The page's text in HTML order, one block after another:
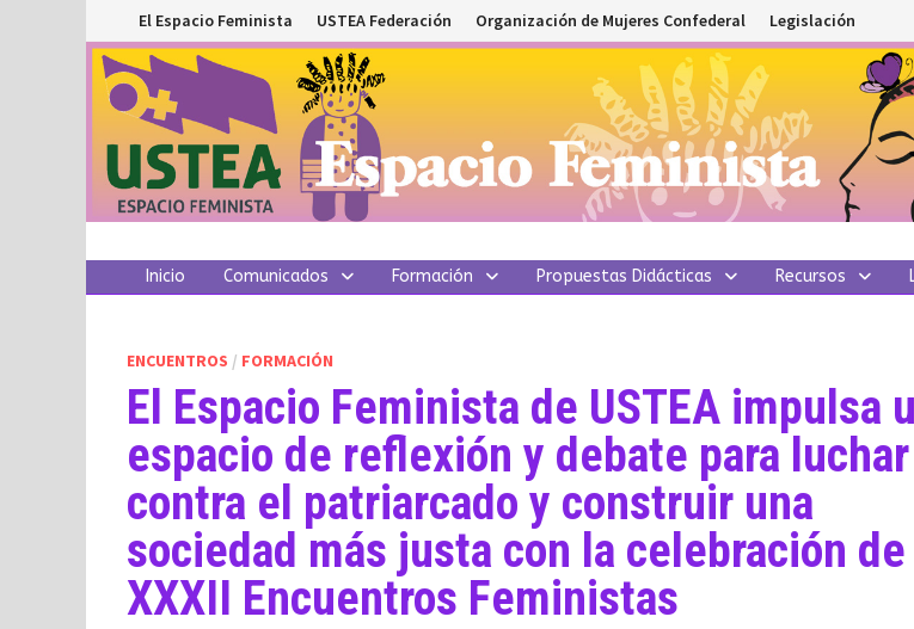
al
contenido
El Espacio Feminista USTEA Federación Organización de Mujeres Confederal Legislación
Inicio Comunicados Formación Propuestas Didácticas Recursos
ENCUENTROS / FORMACIÓN
El Espacio Feminista de USTEA impulsa
espacio de reflexión y debate para luchar
contra el patriarcado y construir una
sociedad más justa con la celebración
XXXII Encuentros Feministas